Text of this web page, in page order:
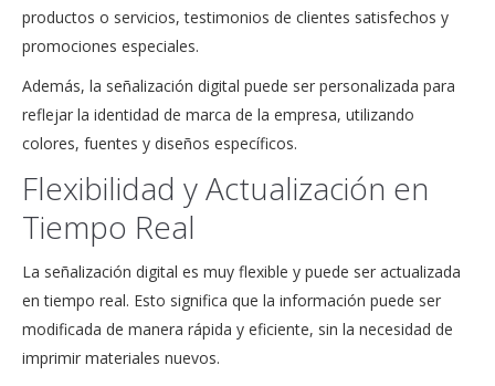
productos o servicios, testimonios de clientes satisfechos y
promociones especiales.
Además, la señalización digital puede ser personalizada para
reflejar la identidad de marca de la empresa, utilizando
colores, fuentes y diseños específicos.
Flexibilidad y Actualización en
Tiempo Real
La señalización digital es muy flexible y puede ser actualizada
en tiempo real. Esto significa que la información puede ser
modificada de manera rápida y eficiente, sin la necesidad de
imprimir materiales nuevos.